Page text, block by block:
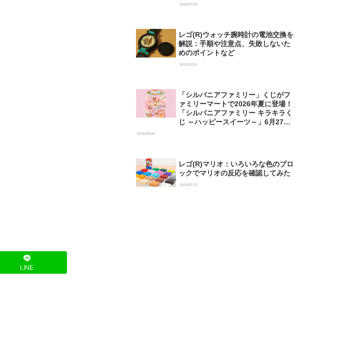
LINE
2026/07/09
レゴ(R)ウォッチ腕時計の電池交換を
解説：手順や注意点、失敗しないた
めのポイントなど
2015/11/14
「シルバニアファミリー」くじがフ
ァミリーマートで2026年夏に登場！
「シルバニアファミリー キラキラく
じ ～ハッピースイーツ～」6月27日
2026/06/26
レゴ(R)マリオ：いろいろな色のブロ
ックでマリオの反応を確認してみた
2020/07/12